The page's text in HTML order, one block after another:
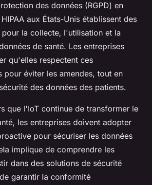
des données (RGPD) en
aux États-Unis établissent des
pour la collecte, l'utilisation et la
de santé. Les entreprises
qu'elles respectent ces
pour éviter les amendes, tout en
des données des patients.
que l'IoT continue de transformer le
les entreprises doivent adopter
pour sécuriser les données
implique de comprendre les
dans des solutions de sécurité
garantir la conformité